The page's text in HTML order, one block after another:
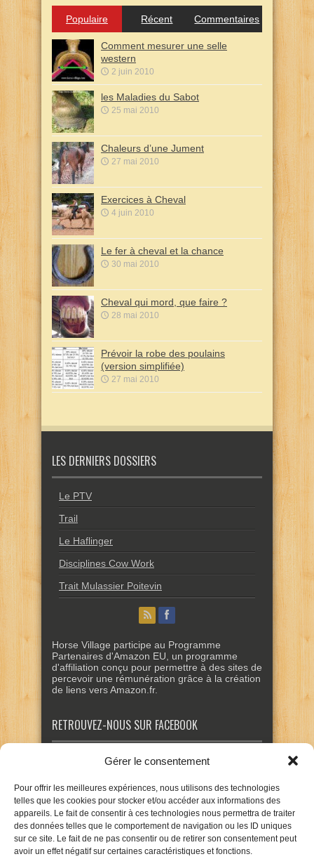
Gérer le consentement
Pour offrir les meilleures expériences, nous utilisons des technologies
telles que les cookies pour stocker et/ou accéder aux informations des
appareils. Le fait de consentir à ces technologies nous permettra de traiter
des données telles que le comportement de navigation ou les ID uniques
sur ce site. Le fait de ne pas consentir ou de retirer son consentement peut
avoir un effet négatif sur certaines caractéristiques et fonctions.
Populaire Récent Commentaires
Comment mesurer une selle
western
2 juin 2010
les Maladies du Sabot
25 mai 2010
Chaleurs d’une Jument
27 mai 2010
Exercices à Cheval
4 juin 2010
Le fer à cheval et la chance
30 mai 2010
Cheval qui mord, que faire ?
28 mai 2010
Prévoir la robe des poulains
(version simplifiée)
27 mai 2010
LES DERNIERS DOSSIERS
Le PTV
Trail
Le Haflinger
Disciplines Cow Work
Trait Mulassier Poitevin
Horse Village participe au Programme
Partenaires d'Amazon EU, un programme
d'affiliation conçu pour permettre à des sites de
percevoir une rémunération grâce à la création
de liens vers Amazon.fr.
RETROUVEZ-NOUS SUR FACEBOOK